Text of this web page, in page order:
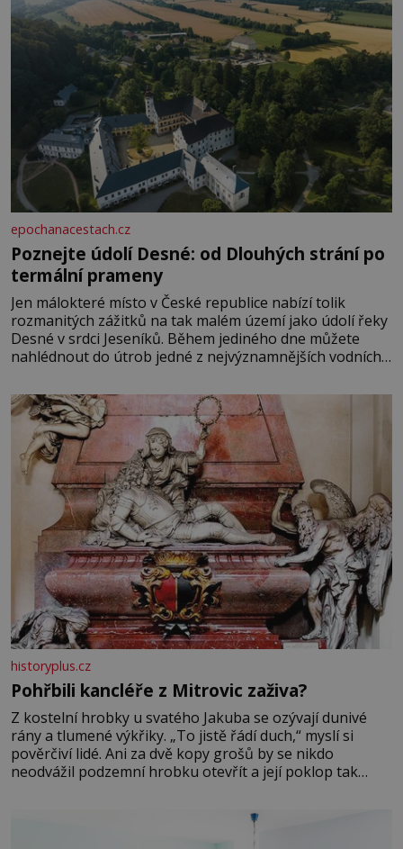
epochanacestach.cz
Poznejte údolí Desné: od Dlouhých strání po
termální prameny
Jen málokteré místo v České republice nabízí tolik
rozmanitých zážitků na tak malém území jako údolí řeky
Desné v srdci Jeseníků. Během jediného dne můžete
nahlédnout do útrob jedné z nejvýznamnějších vodních
se na koloběžce a den zakončit poznáváním památek ve
Velkých Losinách nebo v termálním
historyplus.cz
Pohřbili kancléře z Mitrovic zaživa?
Z kostelní hrobky u svatého Jakuba se ozývají dunivé
rány a tlumené výkřiky. „To jistě řádí duch,“ myslí si
pověrčiví lidé. Ani za dvě kopy grošů by se nikdo
neodvážil podzemní hrobku otevřít a její poklop tak